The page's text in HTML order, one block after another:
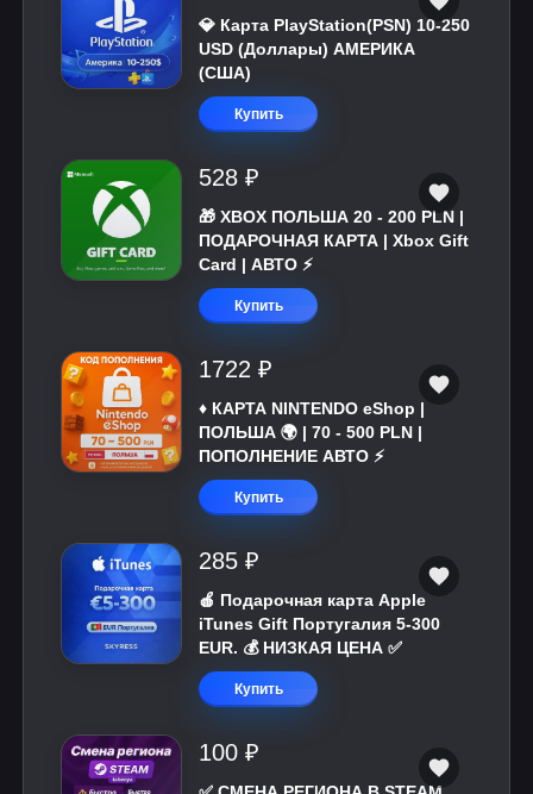
💎 Карта PlayStation(PSN) 10-250
USD (Доллары) АМЕРИКА
(США)
Купить
528 ₽
🎁 XBOX ПОЛЬША 20 - 200 PLN |
ПОДАРОЧНАЯ КАРТА | Xbox Gift
Card | АВТО ⚡
Купить
1722 ₽
♦️ КАРТА NINTENDO eShop |
ПОЛЬША 🌍 | 70 - 500 PLN |
ПОПОЛНЕНИЕ АВТО ⚡
Купить
285 ₽
🍎 Подарочная карта Apple
iTunes Gift Португалия 5-300
EUR. 💰 НИЗКАЯ ЦЕНА ✅
Купить
100 ₽